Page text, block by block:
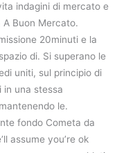
indagini di mercato e
Buon Mercato.
20minuti e la
di. Si superano le
uniti, sul principio di
in una stessa
le.
fondo Cometa da
assume you’re ok